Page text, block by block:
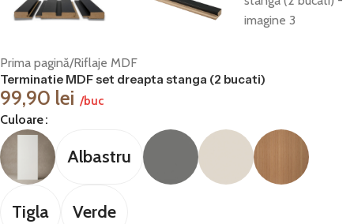
Prima pagină/Riflaje MDF
Terminatie MDF set dreapta stanga (2 bucati)
99,90 lei /buc
Culoare
Albastru
Tigla Verde